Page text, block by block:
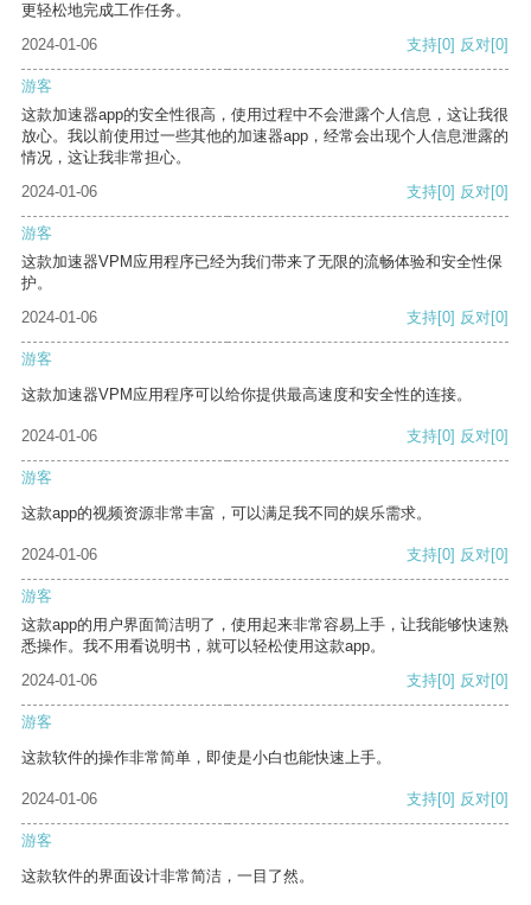
更轻松地完成工作任务。
2024-01-06
支持[0] 反对[0]
游客
这款加速器app的安全性很高，使用过程中不会泄露个人信息，这让我很
放心。我以前使用过一些其他的加速器app，经常会出现个人信息泄露的
情况，这让我非常担心。
2024-01-06
支持[0] 反对[0]
游客
这款加速器VPM应用程序已经为我们带来了无限的流畅体验和安全性保
护。
2024-01-06
支持[0] 反对[0]
游客
这款加速器VPM应用程序可以给你提供最高速度和安全性的连接。
2024-01-06 支持[0] 反对[0]
游客
这款app的视频资源非常丰富，可以满足我不同的娱乐需求。
2024-01-06 支持[0] 反对[0]
游客
这款app的用户界面简洁明了，使用起来非常容易上手，让我能够快速熟
悉操作。我不用看说明书，就可以轻松使用这款app。
2024-01-06
支持[0] 反对[0]
游客
这款软件的操作非常简单，即使是小白也能快速上手。
2024-01-06 支持[0] 反对[0]
游客
这款软件的界面设计非常简洁，一目了然。